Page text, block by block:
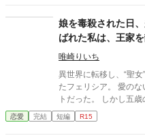
娘を毒殺された日
ばれた私は、王家
唯崎りいち
異世界に転移し、“聖
たフェリシア。 愛のない結婚の中で、唯一の救いは娘シャルロッ
トだった。 しかし五歳の娘は、父から贈られたネックレスによっ
て毒殺される。 娘が死んだ日。 王宮では祝賀会が開かれ、夫は愛
人と踊っていた。 誰も娘の死を悲しまない世界で、ただ一人涙を
恋愛 完結 短編 R15